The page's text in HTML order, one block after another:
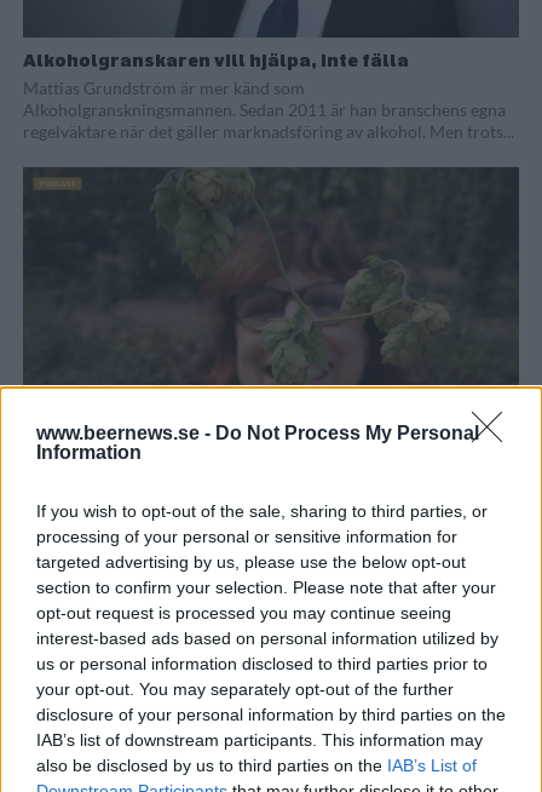
www.beernews.se - Do Not Process My Personal
Information
If you wish to opt-out of the sale, sharing to third parties, or
processing of your personal or sensitive information for
targeted advertising by us, please use the below opt-out
section to confirm your selection. Please note that after your
opt-out request is processed you may continue seeing
interest-based ads based on personal information utilized by
us or personal information disclosed to third parties prior to
your opt-out. You may separately opt-out of the further
disclosure of your personal information by third parties on the
IAB’s list of downstream participants. This information may
also be disclosed by us to third parties on the IAB’s List of
Alkoholgranskaren vill hjälpa, inte fälla
Mattias Grundström är mer känd som
Alkoholgranskningsmannen. Sedan 2011 är han branschens egna
regelväktare när det gäller marknadsföring av alkohol. Men trots...
Nadja Karlsson: ”Öl är en tidsresa”
om dryck. Hon har arbetat på Systembolaget, lett otaliga
provningar och...